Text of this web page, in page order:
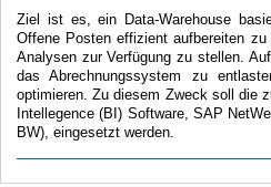
Ziel ist es, ein Data-Warehouse
Offene Posten effizient aufbereiten
Analysen zur Verfügung zu stellen.
das Abrechnungssystem zu
optimieren. Zu diesem Zweck soll die
Intellegence (BI) Software, SAP
BW), eingesetzt werden.